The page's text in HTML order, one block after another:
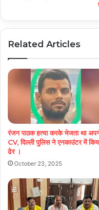
Related Articles
रंजन पाठक हत्या करके भेजता था
CV, दिल्ली पुलिस ने एनकाउंटर में
ढेर ।
October 23, 2025